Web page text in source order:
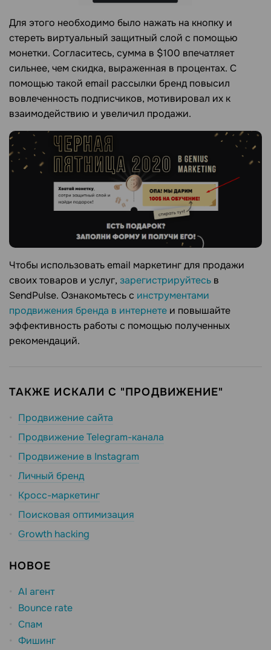
Для этого необходимо было нажать на кнопку и
стереть виртуальный защитный слой с помощью
монетки. Согласитесь, сумма в $100 впечатляет
сильнее, чем скидка, выраженная в процентах. С
помощью такой email рассылки бренд повысил
вовлеченность подписчиков, мотивировал их к
взаимодействию и увеличил продажи.
Чтобы использовать email маркетинг для продажи
своих товаров и услуг, зарегистрируйтесь в
SendPulse. Ознакомьтесь с инструментами
продвижения бренда в интернете и повышайте
эффективность работы с помощью полученных
рекомендаций.
ТАКЖЕ ИСКАЛИ С "ПРОДВИЖЕНИЕ"
Продвижение сайта
Продвижение Telegram-канала
Продвижение в Instagram
Личный бренд
Кросс-маркетинг
Поисковая оптимизация
Growth hacking
НОВОЕ
AI агент
Bounce rate
Спам
Фишинг